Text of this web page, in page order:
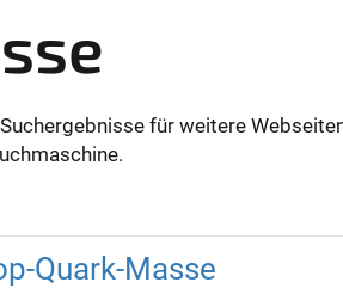
für weitere
Quark-Masse